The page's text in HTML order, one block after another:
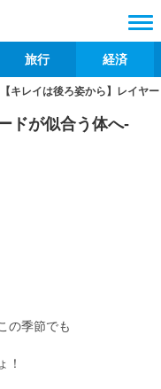
旅行 経済
【キレイは後ろ姿から】レイヤ
ドが似合う体へ-
の季節でも
！